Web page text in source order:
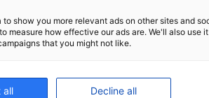
skabe en struktur, der både giver
afkast og levere på målet om
var vi med tidligt i forløbet, og vi
to show you more relevant ads on other sites and
measure how effective our ads are. We'll also use
that you might not like.
all Decline all